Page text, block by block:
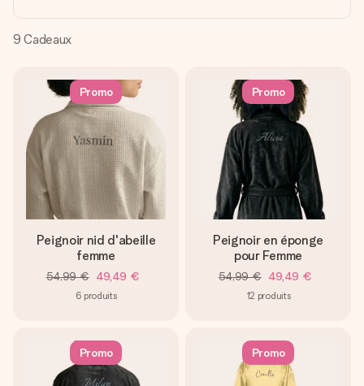
Créez quelque chose d’unique en quelques étapes – avec
son prénom, votre photo ou un message qui touche le cœur.
Sans complications, juste tout l’amour pour le moment idéal.
9 Cadeaux
Promo
Peignoir nid d'abeille
femme
54,99 € 49,49 €
6 produits
Promo
Peignoir en éponge
pour Femme
54,99 € 49,49 €
12 produits
Promo Promo